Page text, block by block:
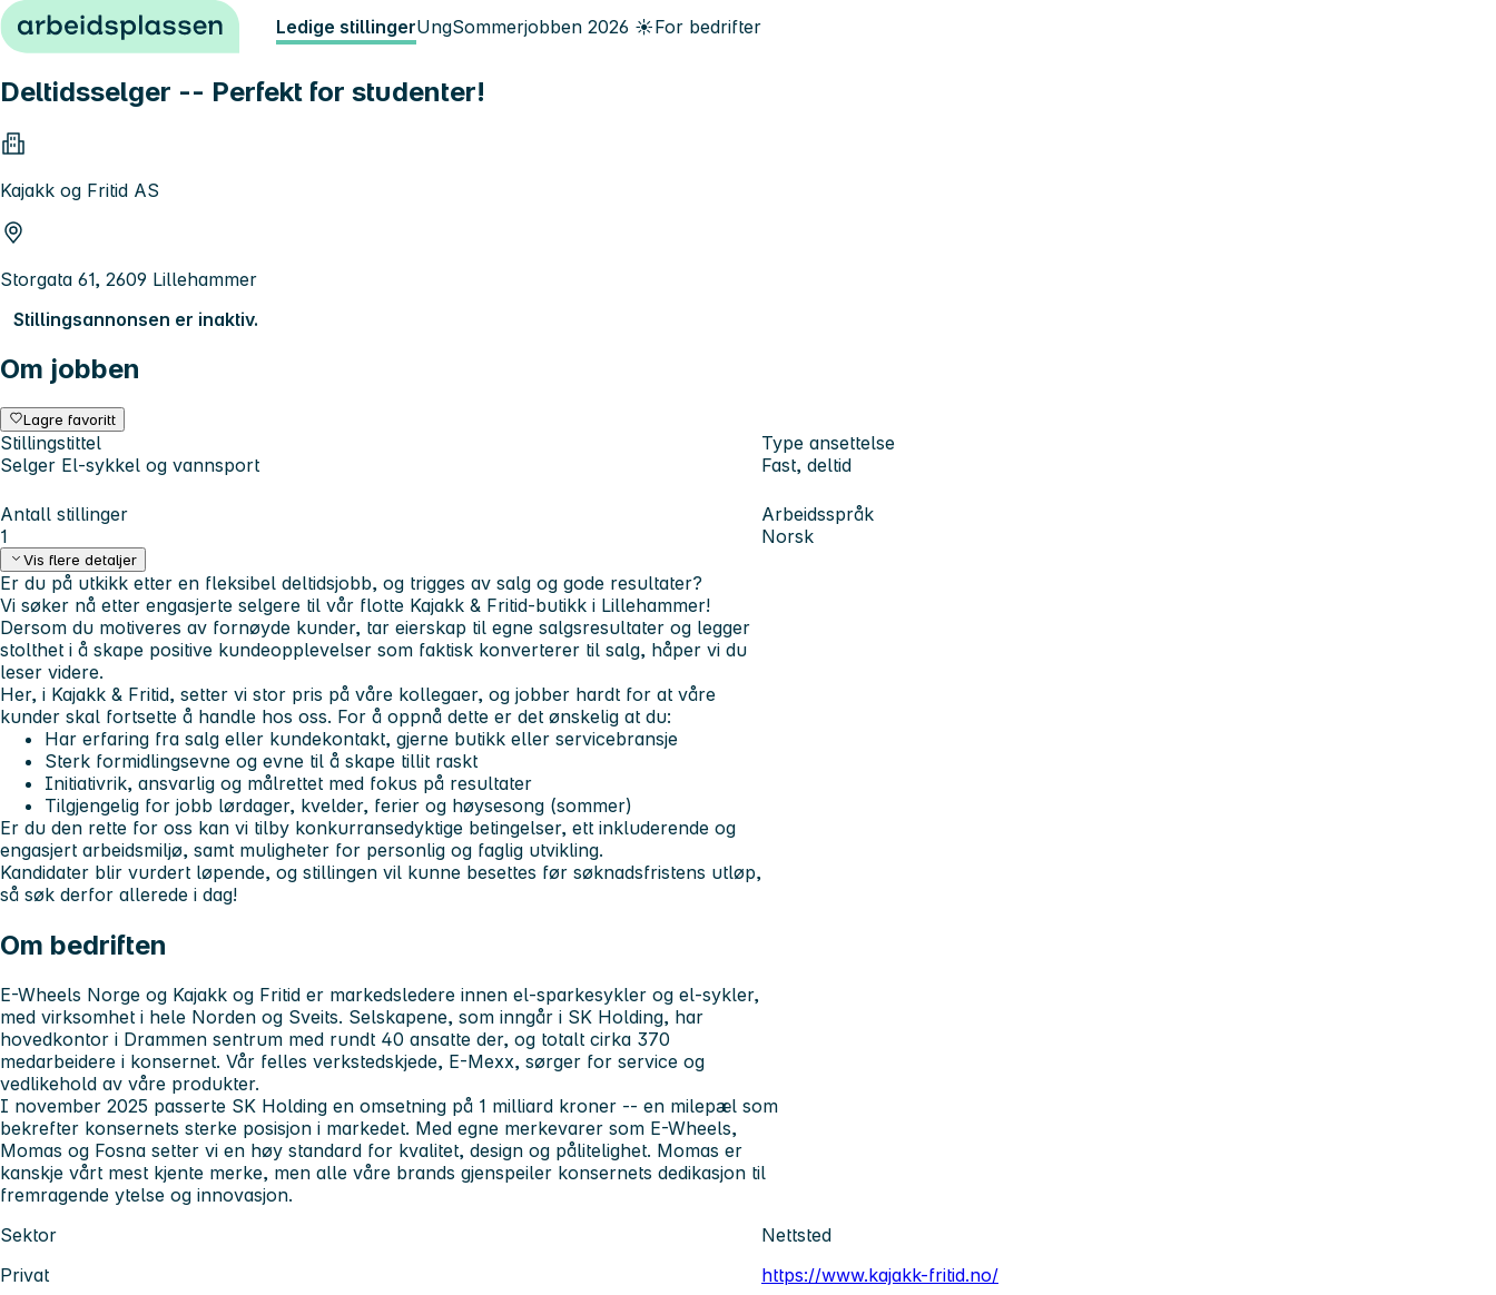
Hopp til innhold Ledige stillingerUngSommerjobben 2026 ☀️For bedrifter
Deltidsselger -- Perfekt for studenter!
Kajakk og Fritid AS
Storgata 61, 2609 Lillehammer
Stillingsannonsen er inaktiv.
Om jobben
Lagre favoritt
Stillingstittel
Selger El-sykkel og vannsport
Type ansettelse
Fast, deltid
Antall stillinger
1
Arbeidsspråk
Norsk
Vis flere detaljer
Er du på utkikk etter en fleksibel deltidsjobb, og trigges av salg og gode resultater?
Vi søker nå etter engasjerte selgere til vår flotte Kajakk & Fritid-butikk i Lillehammer!
Dersom du motiveres av fornøyde kunder, tar eierskap til egne salgsresultater og legger
stolthet i å skape positive kundeopplevelser som faktisk konverterer til salg, håper vi du
leser videre.
Her, i Kajakk & Fritid, setter vi stor pris på våre kollegaer, og jobber hardt for at våre
kunder skal fortsette å handle hos oss. For å oppnå dette er det ønskelig at du:
Har erfaring fra salg eller kundekontakt, gjerne butikk eller servicebransje
Sterk formidlingsevne og evne til å skape tillit raskt
Initiativrik, ansvarlig og målrettet med fokus på resultater
Tilgjengelig for jobb lørdager, kvelder, ferier og høysesong (sommer)
Er du den rette for oss kan vi tilby konkurransedyktige betingelser, ett inkluderende og
engasjert arbeidsmiljø, samt muligheter for personlig og faglig utvikling.
Kandidater blir vurdert løpende, og stillingen vil kunne besettes før søknadsfristens utløp,
så søk derfor allerede i dag!
Om bedriften
E-Wheels Norge og Kajakk og Fritid er markedsledere innen el-sparkesykler og el-sykler,
med virksomhet i hele Norden og Sveits. Selskapene, som inngår i SK Holding, har
hovedkontor i Drammen sentrum med rundt 40 ansatte der, og totalt cirka 370
medarbeidere i konsernet. Vår felles verkstedskjede, E-Mexx, sørger for service og
vedlikehold av våre produkter.
I november 2025 passerte SK Holding en omsetning på 1 milliard kroner -- en milepæl som
bekrefter konsernets sterke posisjon i markedet. Med egne merkevarer som E-Wheels,
Momas og Fosna setter vi en høy standard for kvalitet, design og pålitelighet. Momas er
kanskje vårt mest kjente merke, men alle våre brands gjenspeiler konsernets dedikasjon til
fremragende ytelse og innovasjon.
Sektor
Privat
Nettsted
https://www.kajakk-fritid.no/